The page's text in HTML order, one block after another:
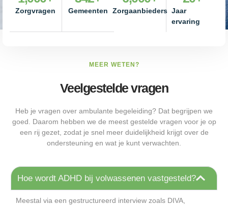
Zorgvragen Gemeenten Zorgaanbieders Jaar
ervaring
MEER WETEN?
Veelgestelde vragen
Heb je vragen over ambulante begeleiding? Dat begrijpen we
goed. Daarom hebben we de meest gestelde vragen voor je op
een rij gezet, zodat je snel meer duidelijkheid krijgt over de
ondersteuning en wat je kunt verwachten.
Hoe wordt ADHD bij volwassenen vastgesteld?
Meestal via een gestructureerd interview zoals DIVA,